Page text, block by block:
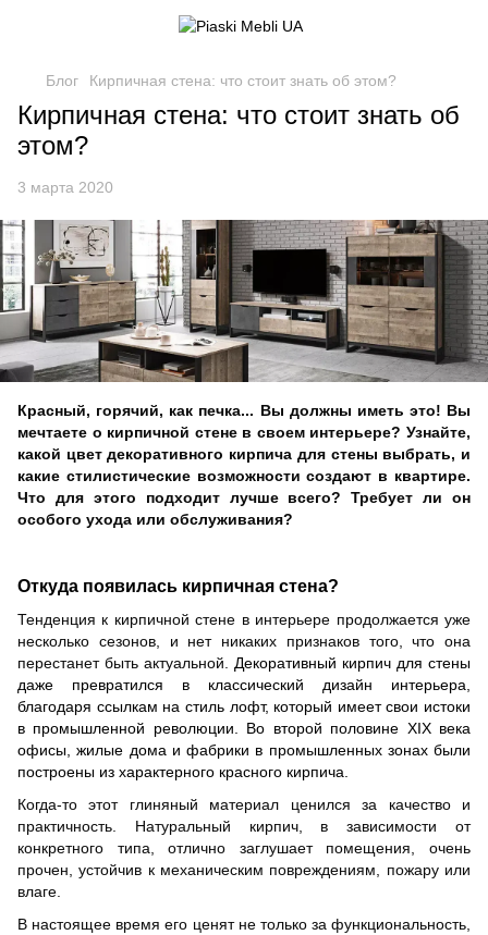
Блог Кирпичная стена: что стоит знать об этом?
Кирпичная стена: что стоит знать об
этом?
3 марта 2020
Красный, горячий, как печка... Вы должны иметь это! Вы
мечтаете о кирпичной стене в своем интерьере? Узнайте,
какой цвет декоративного кирпича для стены выбрать, и
какие стилистические возможности создают в квартире.
Что дляэтого подходит лучше всего? Требует ли он
особого ухода или обслуживания?
Откуда появилась кирпичная стена?
Тенденция к кирпичной стене в интерьере продолжается уже
несколько сезонов, и нет никаких признаков того, что она
перестанет быть актуальной. Декоративный кирпич для стены
даже превратился в классический дизайн интерьера,
благодаря ссылкам на стиль лофт, который имеет свои истоки
в промышленной революции. Во второй половине XIX века
офисы, жилые дома и фабрики в промышленных зонах были
построены из характерного красного кирпича.
Когда-то этот глиняный материал ценился за качество и
практичность. Натуральный кирпич, в зависимости от
конкретного типа, отлично заглушает помещения, очень
прочен, устойчив к механическим повреждениям, пожару или
влаге.
В настоящее время его ценят не только за функциональность,